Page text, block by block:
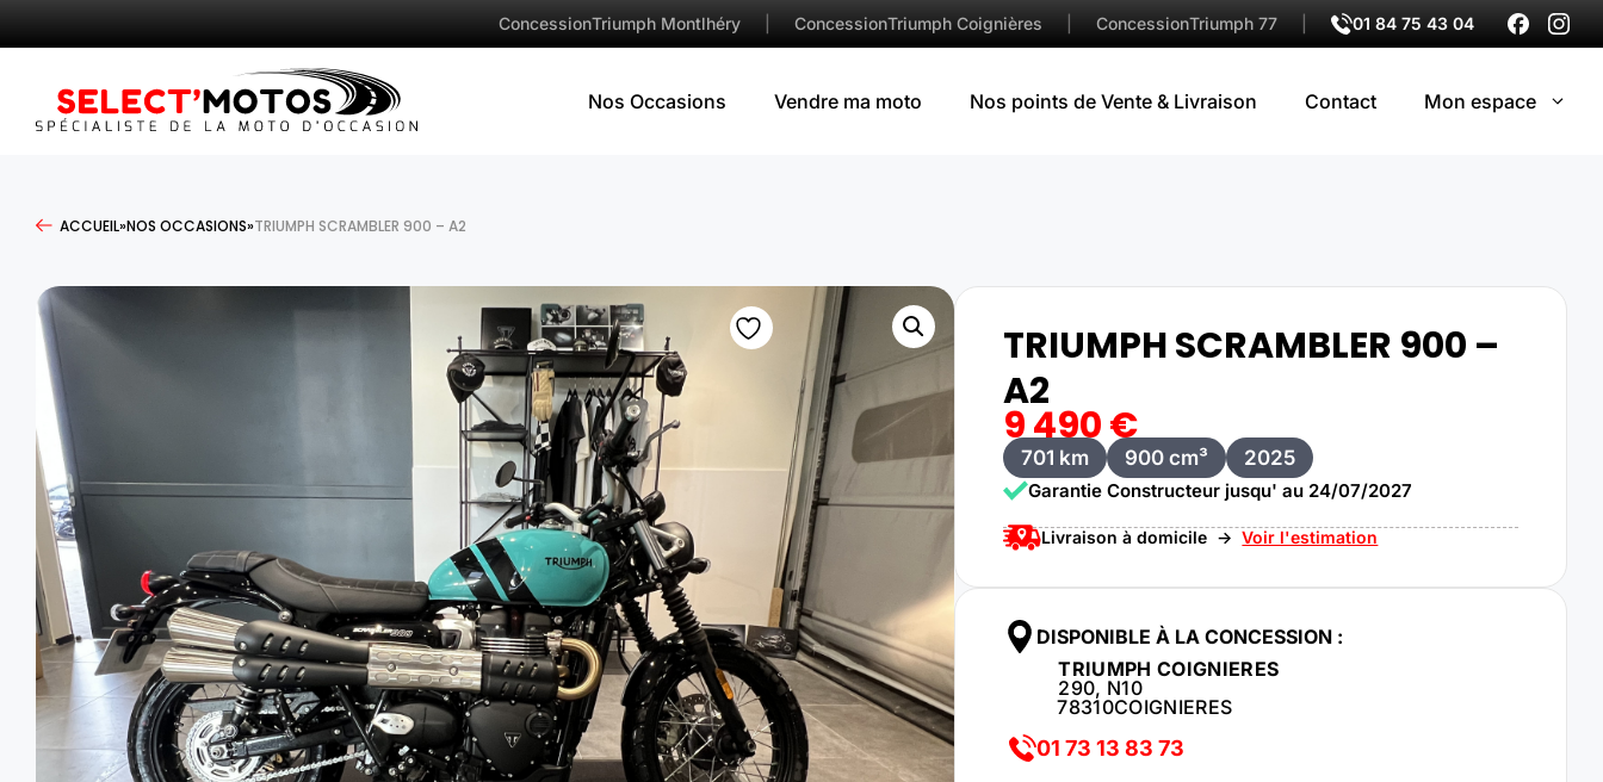
ConcessionTriumph Montlhéry ConcessionTriumph Coignières ConcessionTriumph 77 01 84 75 43 04
Nos Occasions Vendre ma moto Nos points de Vente & Livraison Contact Mon espace
ACCUEIL»NOS OCCASIONS»TRIUMPH SCRAMBLER 900 – A2
TRIUMPH SCRAMBLER 900 –
A2
9 490€
701 km 900 cm³ 2025
Garantie Constructeur jusqu' au 24/07/2027
Livraison à domicile ->Voir l'estimation
DISPONIBLE À LA CONCESSION :
TRIUMPH COIGNIERES
290, N10
78310COIGNIERES
01 73 13 83 73